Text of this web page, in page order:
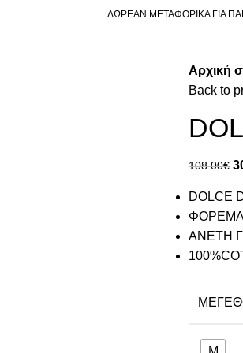
ΔΩΡΕΑΝ ΜΕΤΑΦΟΡΙΚΑ ΓΙΑ
Αρχική
Back to
108.00€
DOLCE
ΑΝΕΤΗ